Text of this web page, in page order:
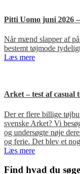
Pitti Uomo juni 2026
Når mænd slapper af
bestemt tøjmode
Læs mere
Arket – test af casual
Der er flere billige
svenske Arket? Vi
og undersøgte nøje
og ferie. Det blev et
Læs mere
Primær
Find hvad du